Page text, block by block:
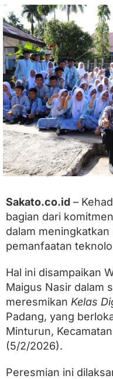
a
n
g
R
e
s
m
i
k
a
n
K
e
l
a
s
D
g
t
a
l
S
P
3
2
,
A
j
i
Sakato.co.id –
bagian dari
dalam
pemanfaatan
Hal ini disampaikan
Maigus Nasir dalam
meresmikan Kelas
Padang, yang
Minturun,
(5/2/2026).
Peresmian ini